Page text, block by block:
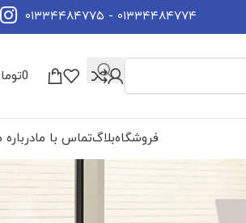
۰۱۳۳۴۴۸۴۷۷۴ - ۰۱۳۳۴۴۸۴۷۷۵
0
فروشگاهبلاگتماس با مادرباره